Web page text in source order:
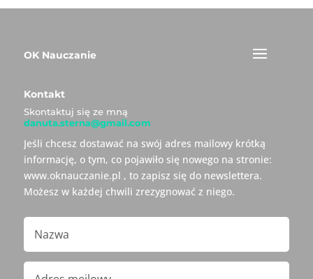
OK Nauczanie
Kontakt
Skontaktuj się ze mną
danuta.sterna@gmail.com
Jeśli chcesz dostawać na swój adres mailowy krótką
informację, o tym, co pojawiło się nowego na stronie:
www.oknauczanie.pl , to zapisz się do newslettera.
Możesz w każdej chwili zrezygnować z niego.